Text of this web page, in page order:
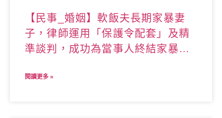
【民事_婚姻】軟飯夫長期家暴妻
子，律師運用「保護令配套」及精
準談判，成功為當事人終結家暴婚
閱讀更多 »